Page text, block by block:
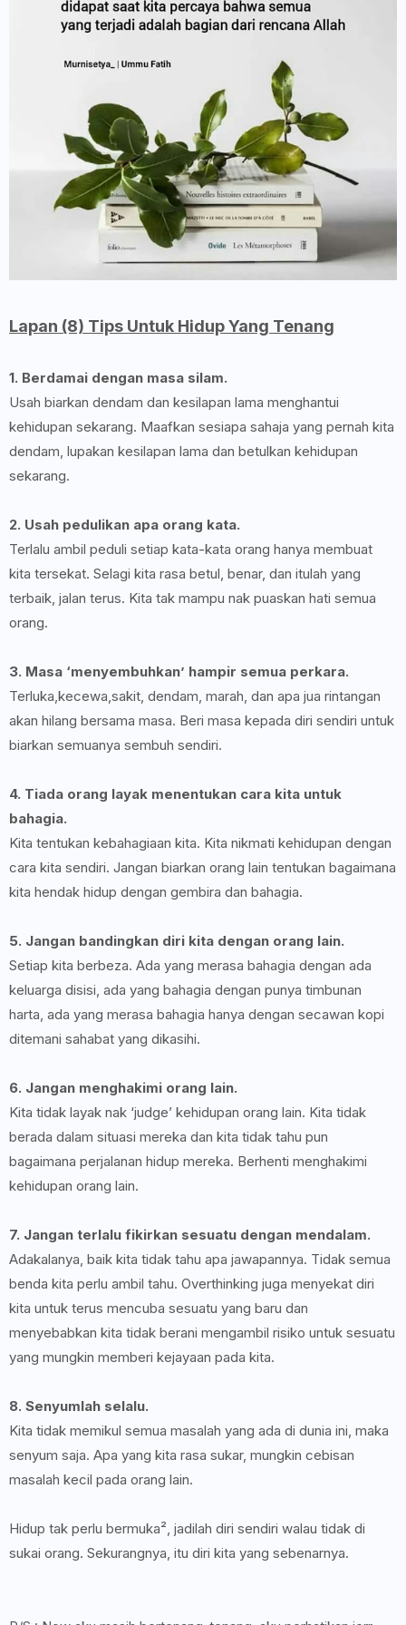
Lapan (8) Tips Untuk Hidup Yang Tenang
1. Berdamai dengan masa silam.
Usah biarkan dendam dan kesilapan lama menghantui
kehidupan sekarang. Maafkan sesiapa sahaja yang pernah kita
dendam, lupakan kesilapan lama dan betulkan kehidupan
sekarang.
2. Usah pedulikan apa orang kata.
Terlalu ambil peduli setiap kata-kata orang hanya membuat
kita tersekat. Selagi kita rasa betul, benar, dan itulah yang
terbaik, jalan terus. Kita tak mampu nak puaskan hati semua
orang.
3. Masa ‘menyembuhkan’ hampir semua perkara.
Terluka,kecewa,sakit, dendam, marah, dan apa jua rintangan
akan hilang bersama masa. Beri masa kepada diri sendiri untuk
biarkan semuanya sembuh sendiri.
4. Tiada orang layak menentukan cara kita untuk
bahagia.
Kita tentukan kebahagiaan kita. Kita nikmati kehidupan dengan
cara kita sendiri. Jangan biarkan orang lain tentukan bagaimana
kita hendak hidup dengan gembira dan bahagia.
5. Jangan bandingkan diri kita dengan orang lain.
Setiap kita berbeza. Ada yang merasa bahagia dengan ada
keluarga disisi, ada yang bahagia dengan punya timbunan
harta, ada yang merasa bahagia hanya dengan secawan kopi
ditemani sahabat yang dikasihi.
6. Jangan menghakimi orang lain.
Kita tidak layak nak ‘judge’ kehidupan orang lain. Kita tidak
berada dalam situasi mereka dan kita tidak tahu pun
bagaimana perjalanan hidup mereka. Berhenti menghakimi
kehidupan orang lain.
7. Jangan terlalu fikirkan sesuatu dengan mendalam.
Adakalanya, baik kita tidak tahu apa jawapannya. Tidak semua
benda kita perlu ambil tahu. Overthinking juga menyekat diri
kita untuk terus mencuba sesuatu yang baru dan
menyebabkan kita tidak berani mengambil risiko untuk sesuatu
yang mungkin memberi kejayaan pada kita.
8. Senyumlah selalu.
Kita tidak memikul semua masalah yang ada di dunia ini, maka
senyum saja. Apa yang kita rasa sukar, mungkin cebisan
masalah kecil pada orang lain.
Hidup tak perlu bermuka², jadilah diri sendiri walau tidak di
sukai orang. Sekurangnya, itu diri kita yang sebenarnya.